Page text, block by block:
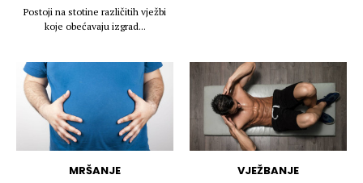
Postoji na stotine različitih vježbi
koje obećavaju izgrad...
MRŠANJE VJEŽBANJE